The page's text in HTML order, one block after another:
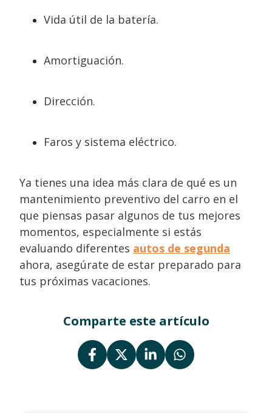
Vida útil de la batería.
Amortiguación.
Dirección.
Faros y sistema eléctrico.
Ya tienes una idea más clara de qué es un
mantenimiento preventivo del carro en el
que piensas pasar algunos de tus mejores
momentos, especialmente si estás
evaluando diferentes autos de segunda
ahora, asegúrate de estar preparado para
tus próximas vacaciones.
Comparte este artículo